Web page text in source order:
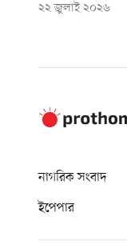
২২ জুলাই ২০২৬
নাগরিক সংবাদ
ইপেপার